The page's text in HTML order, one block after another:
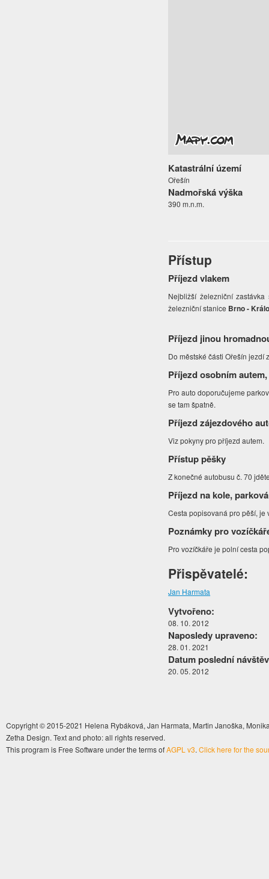
Katastrální území
Ořešín
Nadmořská výška
390 m.n.m.
Přístup
Příjezd vlakem
Nejbližší železniční
železniční stanice Brno -
Příjezd jinou
Do městské části Ořešín jezdí
Příjezd osobním
Pro auto doporučujeme
se tam špatně.
Příjezd zájezdového
Viz pokyny pro příjezd autem.
Přístup pěšky
Z konečné autobusu č. 70
Příjezd na kole,
Cesta popisovaná pro pěší, je
Poznámky pro
Pro vozíčkáře je polní cesta
Přispěvatelé:
Jan Harmata
Vytvořeno:
08. 10. 2012
Naposledy upraveno:
28. 01. 2021
Datum poslední
20. 05. 2012
Copyright © 2015-2021 Helena Rybáková, Jan Harmata, Martin Janoška,
Zetha Design. Text and photo: all rights reserved.
This program is Free Software under the terms ofAGPL v3. Click here for the